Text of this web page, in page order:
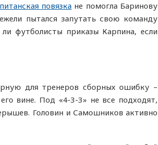
повязка не помогла Баринову
пытался запутать свою команду
футболисты приказы Карпина, если
для тренеров сборных ошибку –
вине. Под «4-3-3» не все подходят,
Головин и Самошников активно